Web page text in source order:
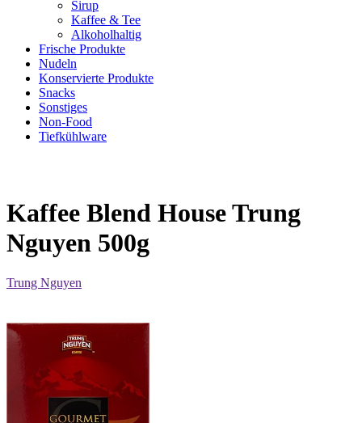
Sirup
Kaffee & Tee
Alkoholhaltig
Frische Produkte
Nudeln
Konservierte Produkte
Snacks
Sonstiges
Non-Food
Tiefkühlware
Kaffee Blend House Trung
Nguyen 500g
Trung Nguyen